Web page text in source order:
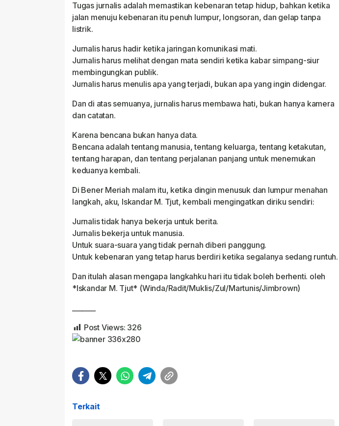
Tugas jurnalis adalah memastikan kebenaran tetap hidup, bahkan ketika
jalan menuju kebenaran itu penuh lumpur, longsoran, dan gelap tanpa
listrik.
Jurnalis harus hadir ketika jaringan komunikasi mati.
Jurnalis harus melihat dengan mata sendiri ketika kabar simpang-siur
membingungkan publik.
Jurnalis harus menulis apa yang terjadi, bukan apa yang ingin didengar.
Dan di atas semuanya, jurnalis harus membawa hati, bukan hanya kamera
dan catatan.
Karena bencana bukan hanya data.
Bencana adalah tentang manusia, tentang keluarga, tentang ketakutan,
tentang harapan, dan tentang perjalanan panjang untuk menemukan
keduanya kembali.
Di Bener Meriah malam itu, ketika dingin menusuk dan lumpur menahan
langkah, aku, Iskandar M. Tjut, kembali mengingatkan diriku sendiri:
Jurnalis tidak hanya bekerja untuk berita.
Jurnalis bekerja untuk manusia.
Untuk suara-suara yang tidak pernah diberi panggung.
Untuk kebenaran yang tetap harus berdiri ketika segalanya sedang runtuh.
Dan itulah alasan mengapa langkahku hari itu tidak boleh berhenti. oleh
*Iskandar M. Tjut* (Winda/Radit/Muklis/Zul/Martunis/Jimbrown)
_______
Post Views: 326
Terkait